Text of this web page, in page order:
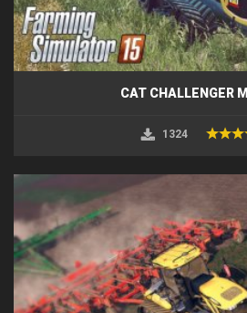
CAT CHALLENGER
1324